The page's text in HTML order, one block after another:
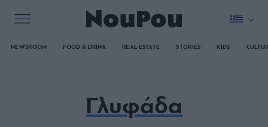
NEWSROOM FOOD & DRINK REAL ESTATE STORIES KIDS
Γλυφάδα